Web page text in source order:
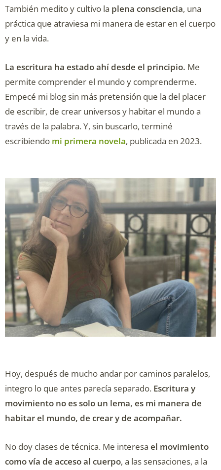
También medito y cultivo la plena consciencia, una
práctica que atraviesa mi manera de estar en el cuerpo
y en la vida.
La escritura ha estado ahí desde el principio. Me
permite comprender el mundo y comprenderme.
Empecé mi blog sin más pretensión que la del placer
de escribir, de crear universos y habitar el mundo a
través de la palabra. Y, sin buscarlo, terminé
escribiendo mi primera novela, publicada en 2023.
Hoy, después de mucho andar por caminos paralelos,
integro lo que antes parecía separado. Escritura y
movimiento no es solo un lema, es mi manera de
habitar el mundo, de crear y de acompañar.
No doy clases de técnica. Me interesa el movimiento
como vía de acceso al cuerpo, a las sensaciones, a la